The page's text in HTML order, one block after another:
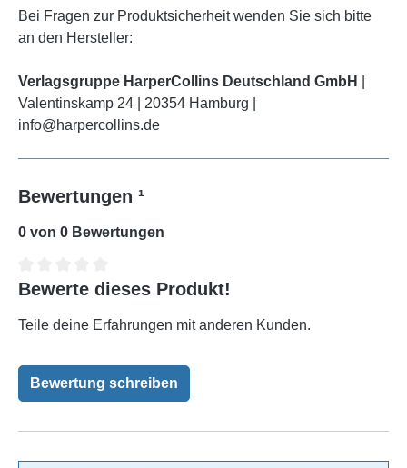
Bei Fragen zur Produktsicherheit wenden Sie sich bitte
an den Hersteller:
Verlagsgruppe HarperCollins Deutschland GmbH
Valentinskamp 24 | 20354 Hamburg |
info@harpercollins.de
Bewertungen ¹
0 von 0 Bewertungen
Durchschnittliche Bewertung von 0 von 5 Sternen
Bewerte dieses Produkt!
Teile deine Erfahrungen mit anderen Kunden.
Bewertung schreiben